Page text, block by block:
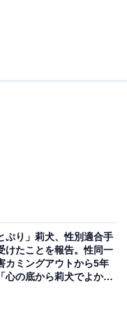
ぷり」莉犬、性別適合手
けたことを報告。性同一
カミングアウトから5年
心の底から莉犬でよかっ